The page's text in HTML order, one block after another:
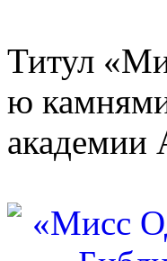
Титул
ю
академии